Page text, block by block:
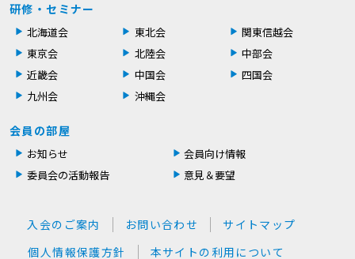
研修・セミナー
北海道会 東北会
関東信越会
東京会
北陸会
中部会
近畿会
中国会
四国会
九州会
沖縄会
会員の部屋
お知らせ
会員向け情報
委員会の活動報告
意見＆要望
入会のご案内 お問い合わせ
サイトマップ
個人情報保護方針
本サイトの利用について